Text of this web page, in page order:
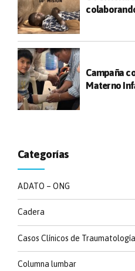
Campaña
Materno
Categorías
ADATO – ONG
Cadera
Casos Clínicos de
Columna lumbar